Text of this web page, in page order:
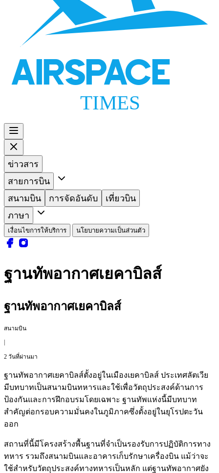
AIRSPACE
TIMES
ข่าวสาร
สายการบิน
สนามบิน
การจัดอันดับ
เที่ยวบิน
ภาษา
เงื่อนไขการให้บริการ นโยบายความเป็นส่วนตัว
ฐานทัพอากาศเยคาบิลส์
ฐานทัพอากาศเยคาบิลส์
สนามบิน
|
2 วันที่ผ่านมา
ฐานทัพอากาศเยคาบิลส์ตั้งอยู่ในเมืองเยคาบิลส์ ประเทศลัตเวีย
มีบทบาทเป็นสนามบินทหารและใช้เพื่อวัตถุประสงค์ด้านการ
ป้องกันและการฝึกอบรมโดยเฉพาะ ฐานทัพแห่งนี้มีบทบาท
สำคัญต่อกรอบความมั่นคงในภูมิภาคซึ่งตั้งอยู่ในยุโรปตะวัน
ออก
สถานที่นี้มีโครงสร้างพื้นฐานที่จำเป็นรองรับการปฏิบัติการทาง
ทหาร รวมถึงสนามบินและอาคารเก็บรักษาเครื่องบิน แม้ว่าจะ
ใช้สำหรับวัตถุประสงค์ทางทหารเป็นหลัก แต่ฐานทัพอากาศยัง